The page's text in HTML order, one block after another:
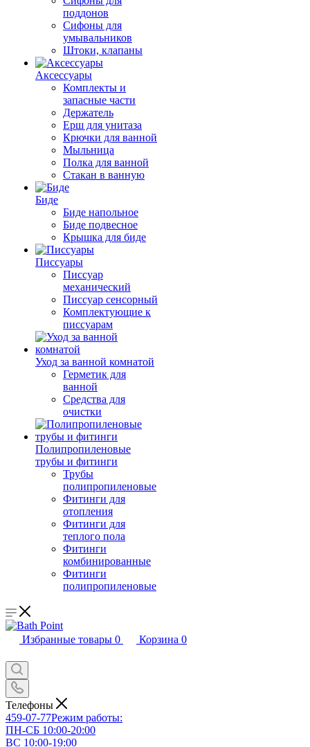
поддонов
Сифоны для
умывальников
Штоки, клапаны
Аксессуары
Комплекты и
запасные части
Держатель
Ерш для унитаза
Крючки для ванной
Мыльница
Полка для ванной
Стакан в ванную
Биде
Биде напольное
Биде подвесное
Крышка для биде
Писсуары
Писсуар
механический
Писсуар сенсорный
Комплектующие к
писсуарам
Уход за ванной комнатой
Герметик для
ванной
Средства для
очистки
Полипропиленовые
трубы и фитинги
Трубы
полипропиленовые
Фитинги для
отопления
Фитинги для
теплого пола
Фитинги
комбинированные
Фитинги
полипропиленовые
Избранные товары 0 Корзина 0
Телефоны
459-07-77Режим работы:
ПН-СБ 10:00-20:00
ВС 10:00-19:00